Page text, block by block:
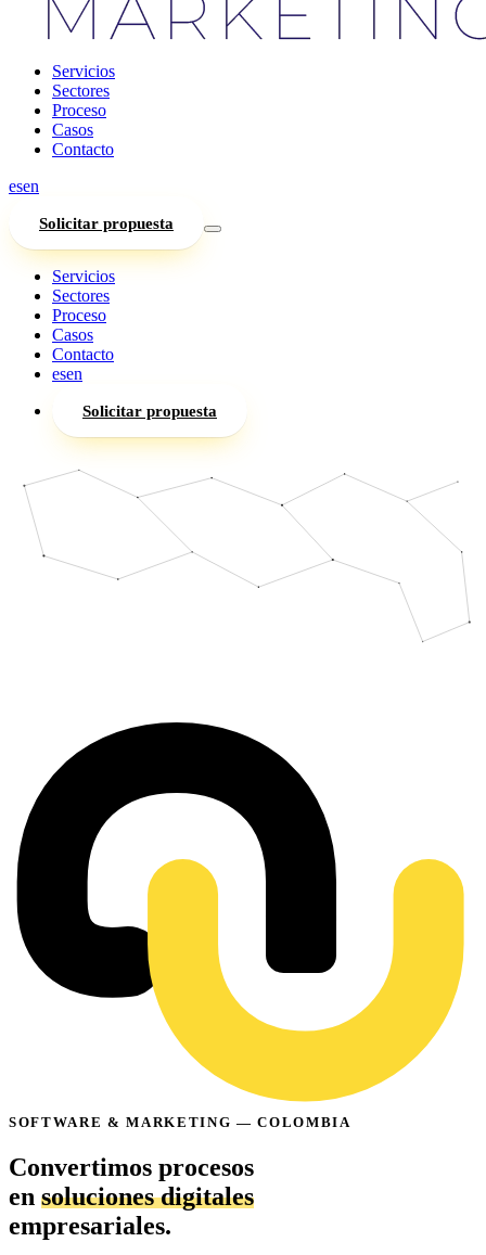
Servicios
Sectores
Proceso
Casos
Contacto
esen
Solicitar propuesta
Servicios
Sectores
Proceso
Casos
Contacto
esen
Solicitar propuesta
SOFTWARE & MARKETING — COLOMBIA
Convertimos procesos
en soluciones digitales
empresariales.